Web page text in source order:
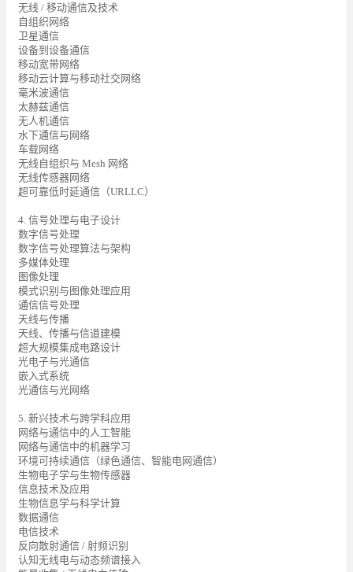
无线 / 移动通信及技术
自组织网络
卫星通信
设备到设备通信
移动宽带网络
移动云计算与移动社交网络
毫米波通信
太赫兹通信
无人机通信
水下通信与网络
车载网络
无线自组织与 Mesh 网络
无线传感器网络
超可靠低时延通信（URLLC）
4. 信号处理与电子设计
数字信号处理
数字信号处理算法与架构
多媒体处理
图像处理
模式识别与图像处理应用
通信信号处理
天线与传播
天线、传播与信道建模
超大规模集成电路设计
光电子与光通信
嵌入式系统
光通信与光网络
5. 新兴技术与跨学科应用
网络与通信中的人工智能
网络与通信中的机器学习
环境可持续通信（绿色通信、智能电网通信）
生物电子学与生物传感器
信息技术及应用
生物信息学与科学计算
数据通信
电信技术
反向散射通信 / 射频识别
认知无线电与动态频谱接入